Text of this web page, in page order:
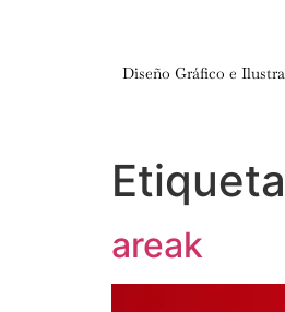
Diseño Gráfico e
areak